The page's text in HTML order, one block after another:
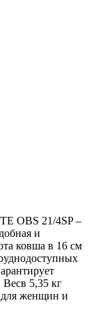
OBS 21/4SP –
и
ковша в 16 см
Весв 5,35 кг
для женщин и